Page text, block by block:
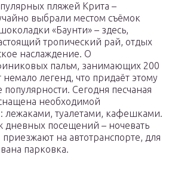
пляжей Крита –
выбрали местом съёмок
«Баунти» – здесь,
тропический рай, отдых
наслаждение. О
пальм, занимающих 200
легенд, что придаёт этому
Сегодня песчаная
необходимой
лежаками, туалетами, кафешками.
дневных посещений – ночевать
на автотранспорте, для
парковка.